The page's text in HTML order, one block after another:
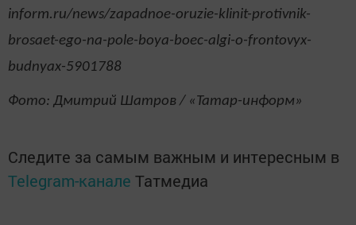
inform.ru/news/zapadnoe-oruzie-klinit-protivnik-
brosaet-ego-na-pole-boya-boec-algi-o-frontovyx-
budnyax-5901788
Фото: Дмитрий Шатров / «Татар-информ»
Следите за самым важным и интересным в
Telegram-канале Татмедиа